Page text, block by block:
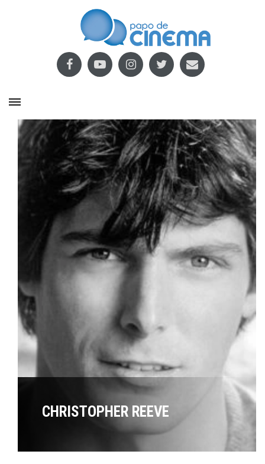
CHRISTOPHER REEVE